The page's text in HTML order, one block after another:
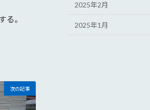
る。
次の記事
2025年2月
2025年1月